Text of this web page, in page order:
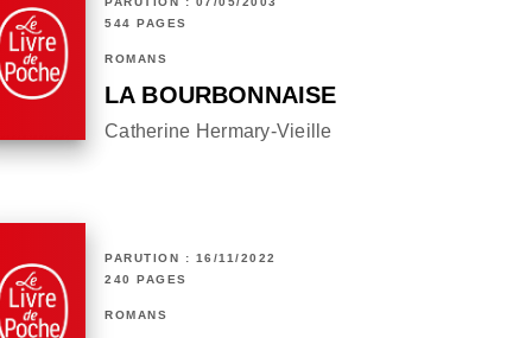
544 PAGES
ROMANS
LA BOURBONNAISE
Catherine Hermary-Vieille
PARUTION : 16/11/2022
240 PAGES
ROMANS